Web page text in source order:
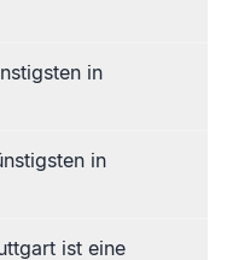
in
in
ist eine